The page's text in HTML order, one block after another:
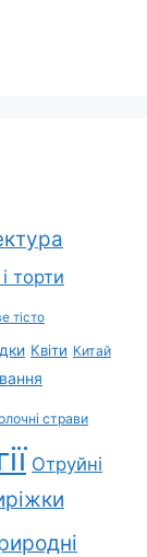
торти
тісто
Квіти Китай
страви
Отруйні